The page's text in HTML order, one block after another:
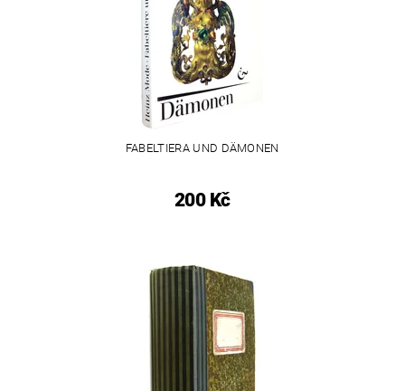
FABELTIERA UND DÄMONEN
200 Kč